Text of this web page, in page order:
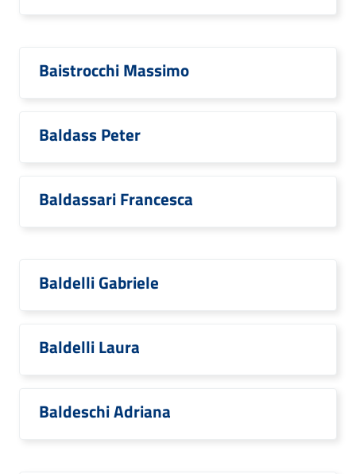
Baistrocchi Massimo
Baldass Peter
Baldassari Francesca
Baldelli Gabriele
Baldelli Laura
Baldeschi Adriana